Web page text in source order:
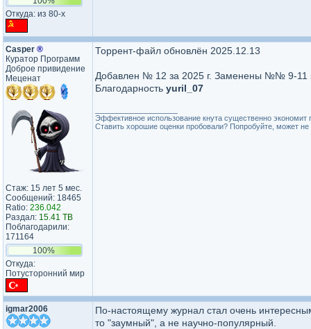
Откуда: из 80-х
Casper ®
Куратор Программ
Доброе привидение
Меценат
Стаж: 15 лет 5 мес.
Сообщений: 18465
Ratio: 236.042
Раздал: 15.41 TB
Поблагодарили:
171164
100%
Откуда:
Потусторонний мир
Торрент-файл обновлён 2025.12.13
Добавлен № 12 за 2025 г. Заменены №№ 9-11
Благодарность yuril_07
Эффективное использование кнута существенно экономит
Ставить хорошие оценки пробовали? Попробуйте, может
igmar2006
По-настоящему журнал стал очень
то "заумный", а не научно-популярный.